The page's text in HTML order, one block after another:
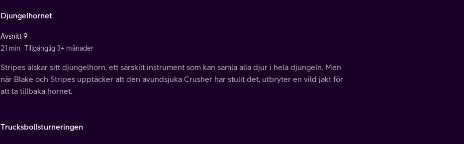
Djungelhornet
Avsnitt 9
21 min Tillgänglig 3+ månader
Stripes älskar sitt djungelhorn, ett särskilt instrument som kan samla alla djur i hela djungeln. Men
när Blake och Stripes upptäcker att den avundsjuka Crusher har stulit det, utbryter en vild jakt för
att ta tillbaka hornet.
Trucksbollsturneringen